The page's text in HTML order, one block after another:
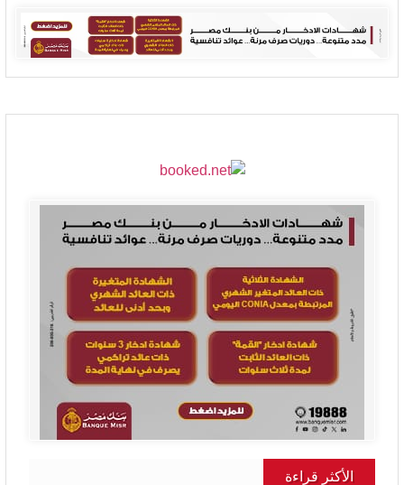
الأكثر قراءة